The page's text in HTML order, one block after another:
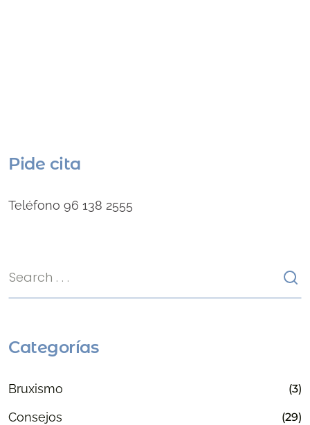
Pide cita
Teléfono 96 138 2555
Categorías
Bruxismo (3)
Consejos (29)